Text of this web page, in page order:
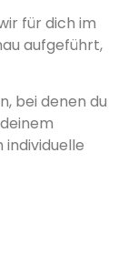
für dich im
aufgeführt,
bei denen du